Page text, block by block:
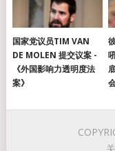
国家党议员TIM VAN
DE MOLEN 提交议案 -
《外国影响力透明度法
案》